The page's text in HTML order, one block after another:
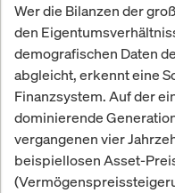
Wer die Bilanzen der
den
demografischen Daten
abgleicht, erkennt eine
Finanzsystem. Auf der
dominierende
vergangenen vier
beispiellosen Asset-